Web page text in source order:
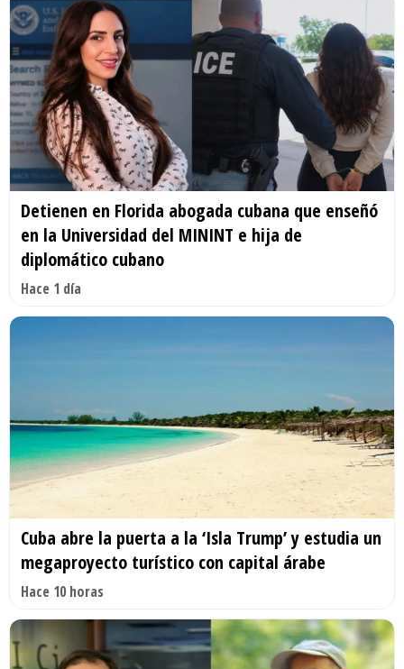
Detienen en Florida abogada cubana que enseñó
en la Universidad del MININT e hija de
diplomático cubano
Hace 1 día
Cuba abre la puerta a la ‘Isla Trump’ y estudia un
megaproyecto turístico con capital árabe
Hace 10 horas